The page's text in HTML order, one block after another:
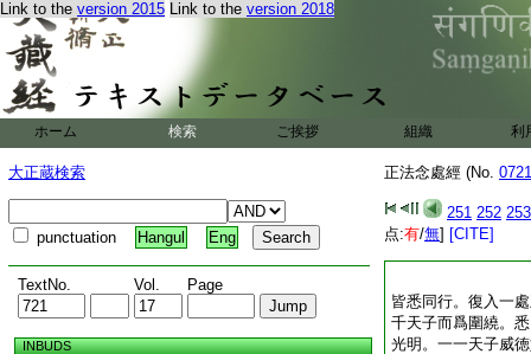
Link to the version 2015 Link to the version 2018
ホーム 検索 ご挨拶 組織 利
大正蔵検索
punctuation Hangul Eng
TextNo. Vol. Page
INBUDS
正法念處經 (No.
251 252 253
点:有/無] [CITE]
皆悉同行。復入一
千天子而爲圍繞。
光明。一一天子威